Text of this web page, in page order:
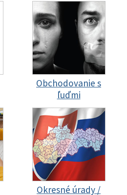
Obchodovanie s
ľuďmi
Okresné úrady /